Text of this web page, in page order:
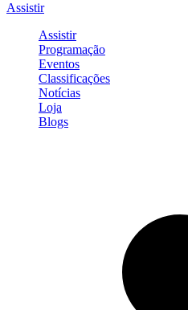
Assistir
Assistir
Programação
Eventos
Classificações
Notícias
Loja
Blogs